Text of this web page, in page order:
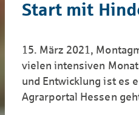
Start mit
15. März 2021,
vielen intensiven
und Entwicklung ist es
Agrarportal Hessen